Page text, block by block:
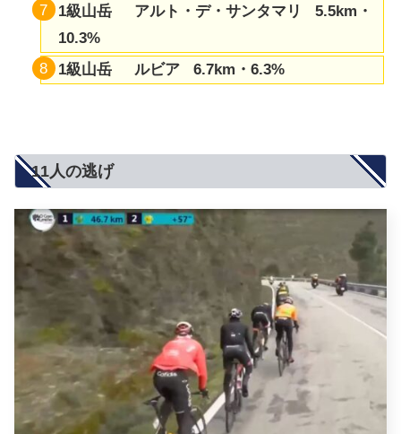
1級山岳 アルト・デ・サンタマリ 5.5km・
10.3%
1級山岳 ルビア 6.7km・6.3%
11人の逃げ